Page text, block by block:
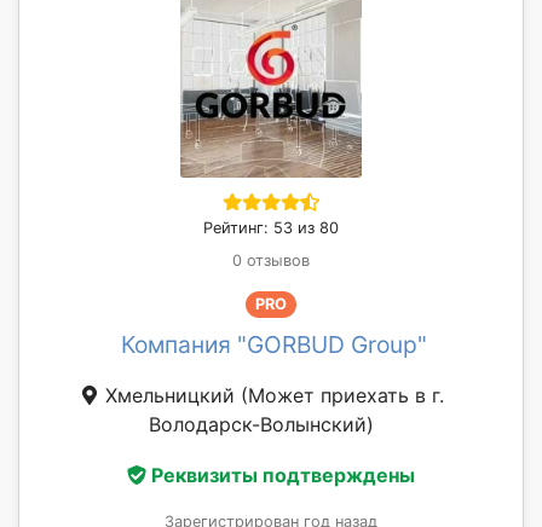
Рейтинг: 53 из 80
0 отзывов
PRO
Компания "GORBUD Group"
Хмельницкий (Может приехать в г.
Володарск-Волынский)
Реквизиты подтверждены
Зарегистрирован год назад